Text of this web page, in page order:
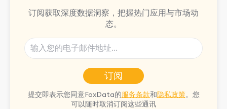
订阅获取深度数据洞察，把握热门应用与市场动
态。
订阅
提交即表示您同意FoxData的服务条款和隐私政策。您
可以随时取消订阅这些通讯